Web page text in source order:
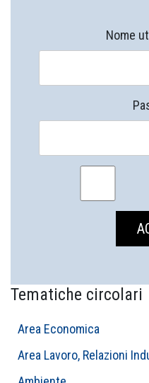
Nome
Tematiche circolari
Area Economica
Area Lavoro, Relazioni